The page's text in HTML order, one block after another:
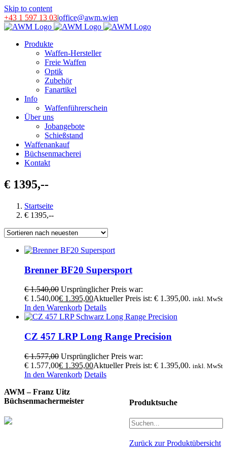
Skip to content
+43 1 597 13 03|office@awm.wien
Produkte
Waffen-Hersteller
Freie Waffen
Optik
Zubehör
Fanartikel
Info
Waffenführerschein
Über uns
Jobangebote
Schießstand
Waffenankauf
Büchsenmacherei
Kontakt
€ 1395,--
Startseite
€ 1395,--
Brenner BF20 Supersport
€1.540,00 Ursprünglicher Preis war:
€ 1.540,00€ 1.395,00Aktueller Preis ist: € 1.395,00. inkl. MwSt
In den Warenkorb Details
CZ 457 LRP Long Range Precision
€1.577,00 Ursprünglicher Preis war:
€ 1.577,00€ 1.395,00Aktueller Preis ist: € 1.395,00. inkl. MwSt
In den Warenkorb Details
Produktsuche
Zurück zur Produktübersicht
AWM – Franz Uitz
Büchsenmachermeister